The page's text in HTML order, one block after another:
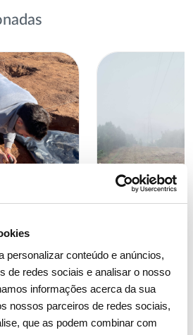
personalizar conteúdo e anúncios,
de redes sociais e analisar o nosso
informações acerca da sua
nossos parceiros de redes sociais,
que as podem combinar com
21 MAIO 2024